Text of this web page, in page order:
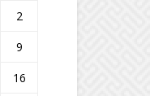
2
9
16